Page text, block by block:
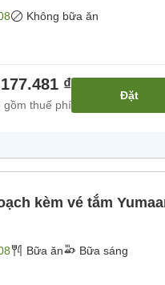
Không bữa ăn
₫
gồm thuế phí
Đặt
kèm vé tắm
Bữa ăn Bữa sáng